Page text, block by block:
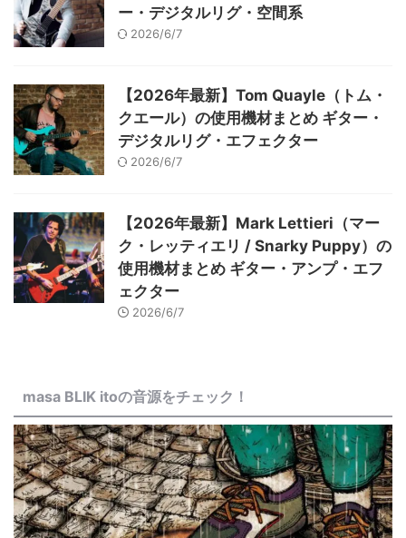
ー・デジタルリグ・空間系
2026/6/7
【2026年最新】Tom Quayle（トム・
クエール）の使用機材まとめ ギター・
デジタルリグ・エフェクター
2026/6/7
【2026年最新】Mark Lettieri（マー
ク・レッティエリ / Snarky Puppy）の
使用機材まとめ ギター・アンプ・エフ
ェクター
2026/6/7
masa BLIK itoの音源をチェック！